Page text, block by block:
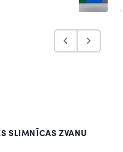
SLIMNĪCAS ZVANU